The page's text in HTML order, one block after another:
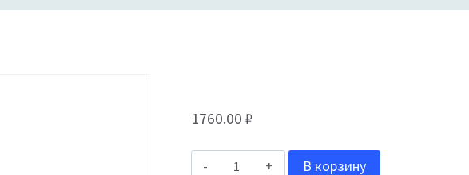
1760.00 ₽
Количество
В корзину